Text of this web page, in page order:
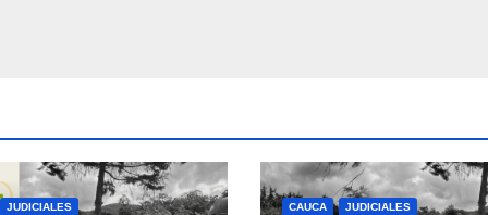
JUDICIALES CAUCA JUDICIALES